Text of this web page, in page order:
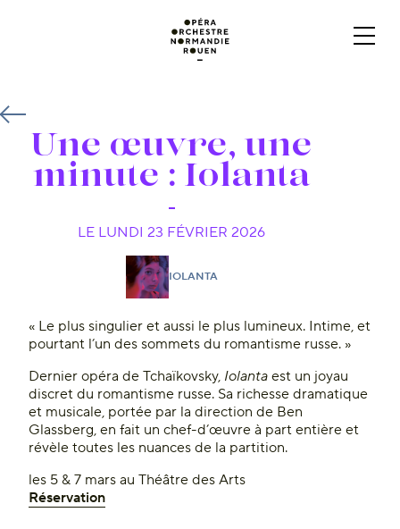
Une œuvre, une
minute : Iolanta
LE LUNDI 23 FÉVRIER 2026
IOLANTA
« Le plus singulier et aussi le plus lumineux. Intime, et
pourtant l’un des sommets du romantisme russe. »
Dernier opéra de Tchaïkovsky, Iolanta est un joyau
discret du romantisme russe. Sa richesse dramatique
et musicale, portée par la direction de Ben
Glassberg, en fait un chef-d’œuvre à part entière et
révèle toutes les nuances de la partition.
les 5 & 7 mars au Théâtre des Arts
Réservation